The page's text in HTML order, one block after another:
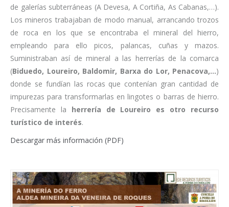
de galerías subterráneas (A Devesa, A Cortiña, As Cabanas,…).
Los mineros trabajaban de modo manual, arrancando trozos
de roca en los que se encontraba el mineral del hierro,
empleando para ello picos, palancas, cuñas y mazos.
Suministraban así de mineral a las herrerías de la comarca
(Biduedo, Loureiro, Baldomir, Barxa do Lor, Penacova,…)
donde se fundían las rocas que contenían gran cantidad de
impurezas para transformarlas en lingotes o barras de hierro.
Precisamente la herrería de Loureiro es otro recurso
turístico de interés.
Descargar más información (PDF)